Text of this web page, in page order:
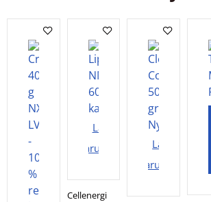
Lägg i
varukorgen
Cellenergi
Lägg i
varukorgen